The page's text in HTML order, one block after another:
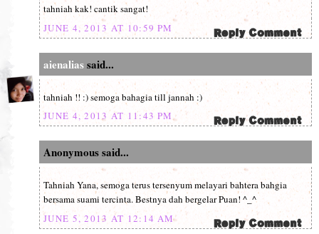
tahniah kak! cantik sangat!
JUNE 4, 2013 AT 10:59 PM
aienaliassaid...
tahniah !! :) semoga bahagia till jannah :)
JUNE 4, 2013 AT 11:43 PM
Anonymous said...
Tahniah Yana, semoga terus tersenyum melayari bahtera bahgia
bersama suami tercinta. Bestnya dah bergelar Puan! ^_^
JUNE 5, 2013 AT 12:14 AM